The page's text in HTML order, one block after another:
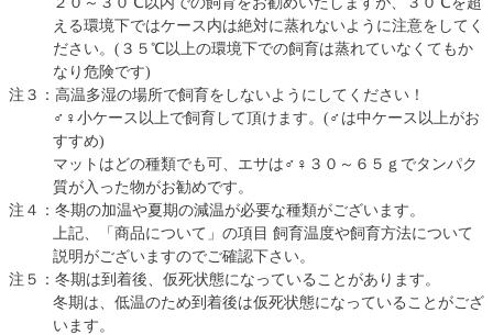
える環境下ではケース内は絶対に蒸れないように注意をしてく
ださい。(３５℃以上の環境下での飼育は蒸れていなくてもか
なり危険です)
注３：高温多湿の場所で飼育をしないようにしてください！
♂♀小ケース以上で飼育して頂けます。(♂は中ケース以上がお
すすめ)
マットはどの種類でも可、エサは♂♀３０～６５ｇでタンパク
質が入った物がお勧めです。
注４：冬期の加温や夏期の減温が必要な種類がございます。
上記、「商品について」の項目 飼育温度や飼育方法について
説明がございますのでご確認下さい。
注５：冬期は到着後、仮死状態になっていることがあります。
冬期は、低温のため到着後は仮死状態になっていることがござ
います。